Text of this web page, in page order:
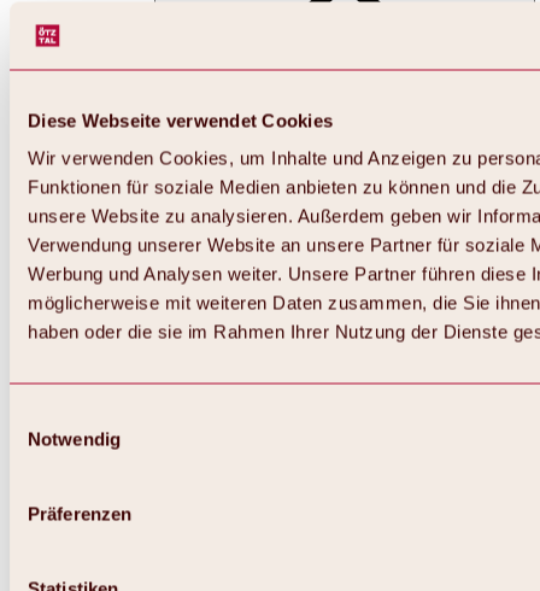
Diese Webseite verwendet Cookies
Wir verwenden Cookies, um Inhalte und Anzeigen zu
Funktionen für soziale Medien anbieten zu können und die
unsere Website zu analysieren. Außerdem geben wir
Verwendung unserer Website an unsere Partner für soziale
Werbung und Analysen weiter. Unsere Partner führen diese
möglicherweise mit weiteren Daten zusammen, die Sie
haben oder die sie im Rahmen Ihrer Nutzung der Dienste
Notwendig
Präferenzen